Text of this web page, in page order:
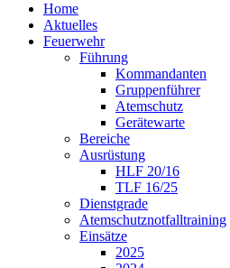
Home
Aktuelles
Feuerwehr
Führung
Kommandanten
Gruppenführer
Atemschutz
Gerätewarte
Bereiche
Ausrüstung
HLF 20/16
TLF 16/25
Dienstgrade
Atemschutznotfalltraining
Einsätze
2025